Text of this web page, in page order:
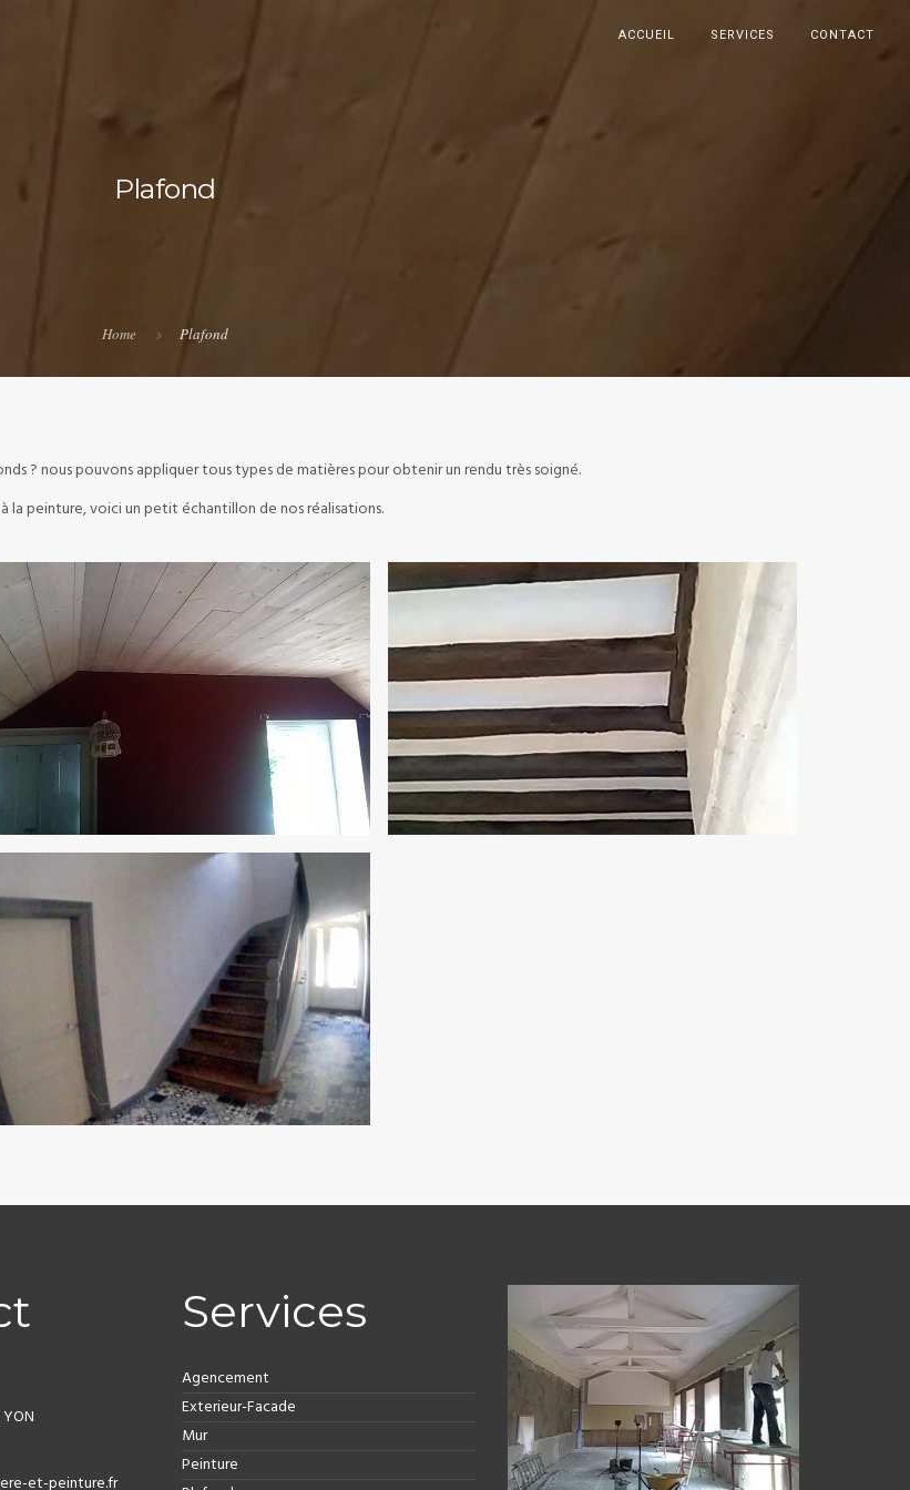
ACCUEIL SERVICES CONTACT
Plafond
Home Plafond
? nous pouvons appliquer tous types de matières pour obtenir un rendu très soigné.
la peinture, voici un petit échantillon de nos réalisations.
et-peinture.fr
Services
Agencement
Exterieur-Facade
Mur
Peinture